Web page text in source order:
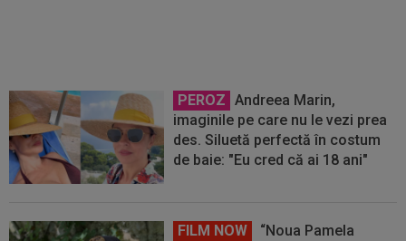
PEROZ Andreea Marin,
imaginile pe care nu le vezi prea
des. Siluetă perfectă în costum
de baie: "Eu cred că ai 18 ani"
FILM NOW
“Noua Pamela